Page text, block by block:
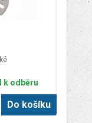
k odběru
Do košíku